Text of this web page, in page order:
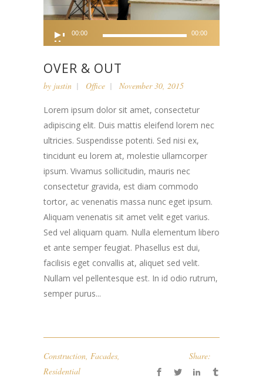
Player
00:00 00:00
OVER & OUT
by justin Office November 30, 2015
Lorem ipsum dolor sit amet, consectetur
adipiscing elit. Duis mattis eleifend lorem nec
ultricies. Suspendisse potenti. Sed nisi ex,
tincidunt eu lorem at, molestie ullamcorper
ipsum. Vivamus sollicitudin, mauris nec
consectetur gravida, est diam commodo
tortor, ac venenatis massa nunc eget ipsum.
Aliquam venenatis sit amet velit eget varius.
Sed vel aliquam quam. Nulla elementum libero
et ante semper feugiat. Phasellus est dui,
facilisis eget convallis at, aliquet sed velit.
Nullam vel pellentesque est. In id odio rutrum,
semper purus...
Construction Facades
Residential
Share: